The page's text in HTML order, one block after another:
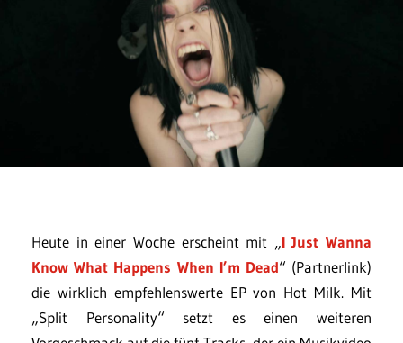
Heute in einer Woche erscheint mit „I Just Wanna
Know What Happens When I’m Dead“ (Partnerlink)
die wirklich empfehlenswerte EP von Hot Milk. Mit
„Split Personality“ setzt es einen weiteren